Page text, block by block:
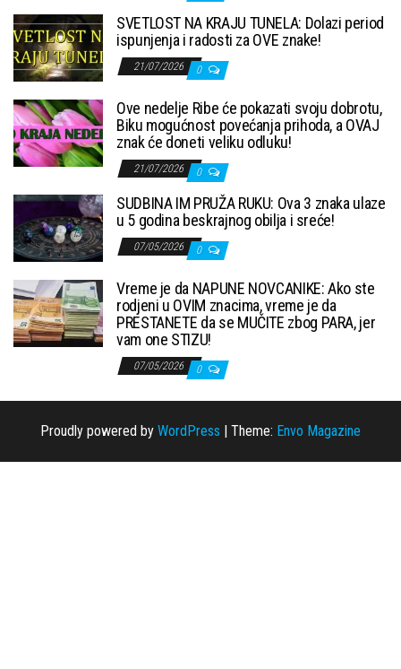
SVETLOST NA KRAJU TUNELA: Dolazi period
ispunjenja i radosti za OVE znake!
21/07/2026 0
Ove nedelje Ribe će pokazati svoju dobrotu,
Biku mogućnost povećanja prihoda, a OVAJ
znak će doneti veliku odluku!
21/07/2026 0
SUDBINA IM PRUŽA RUKU: Ova 3 znaka ulaze
u 5 godina beskrajnog obilja i sreće!
07/05/2026 0
Vreme je da NAPUNE NOVCANIKE: Ako ste
rodjeni u OVIM znacima, vreme je da
PRESTANETE da se MUČITE zbog PARA, jer
vam one STIZU!
07/05/2026 0
Proudly powered by WordPress Theme: Envo Magazine